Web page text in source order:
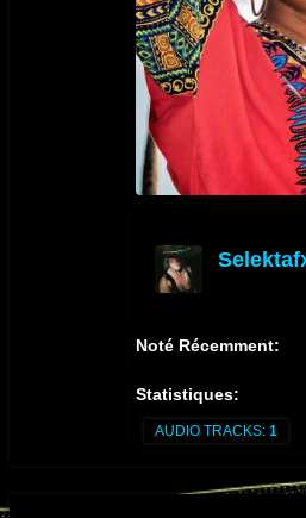
Noté Récemment:
Statistiques:
AUDIO TRACKS: 1